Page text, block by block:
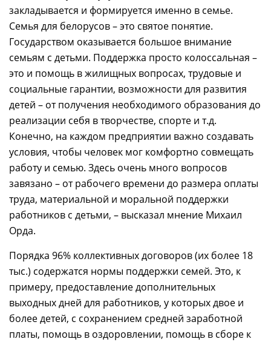
закладывается и формируется именно в семье.
Семья для белорусов – это святое понятие.
Государством оказывается большое внимание
семьям с детьми. Поддержка просто колоссальная –
это и помощь в жилищных вопросах, трудовые и
социальные гарантии, возможности для развития
детей – от получения необходимого образования до
реализации себя в творчестве, спорте и т.д.
Конечно, на каждом предприятии важно создавать
условия, чтобы человек мог комфортно совмещать
работу и семью. Здесь очень много вопросов
завязано – от рабочего времени до размера оплаты
труда, материальной и моральной поддержки
работников с детьми, – высказал мнение Михаил
Орда.
Порядка 96% коллективных договоров (их более 18
тыс.) содержатся нормы поддержки семей. Это, к
примеру, предоставление дополнительных
выходных дней для работников, у которых двое и
более детей, с сохранением средней заработной
платы, помощь в оздоровлении, помощь в сборе к